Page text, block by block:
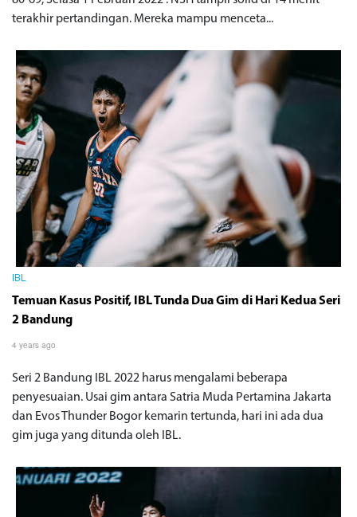
terakhir pertandingan. Mereka mampu menceta...
IBL
Temuan Kasus Positif, IBL Tunda Dua Gim di Hari Kedua Seri
2 Bandung
4 years ago
Seri 2 Bandung IBL 2022 harus mengalami beberapa
penyesuaian. Usai gim antara Satria Muda Pertamina Jakarta
dan Evos Thunder Bogor kemarin tertunda, hari ini ada dua
gim juga yang ditunda oleh IBL.